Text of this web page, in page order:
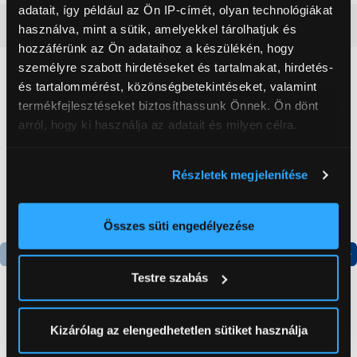
adatait, így például az Ön IP-címét, olyan technológiákat
használva, mint a sütik, amelyekkel tárolhatjuk és
hozzáférünk az Ön adataihoz a készülékén, hogy
személyre szabott hirdetéseket és tartalmakat, hirdetés-
és tartalommérést, közönségbetekintéseket, valamint
termékfejlesztéseket biztosíthassunk Önnek. Ön dönt
arról, hogy ki használja az adatait és milyen célra.
elhelyezkedéséről pár méteres pontossággal
Az Ön készülékén beazonosítása annak konkrét
módjairól és adja meg preferenciáit aRészletek
pontban. Bármikor módosíthatja vagy visszavonhatja a
Sütinyilatkozathoz való hozzájárulását.
Részletek megjelenítése
Összes süti engedélyezése
Testre szabás
Kizárólag az elengedhetetlen sütiket használja
Részletes ismertető
Neked ajánljuk
Gorenje NRS8182KX Side
Bosch BCS711EXT